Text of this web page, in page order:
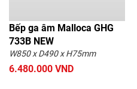
Bếp ga âm Malloca GHG
733B NEW
W850 x D490 x H75mm
6.480.000 VND